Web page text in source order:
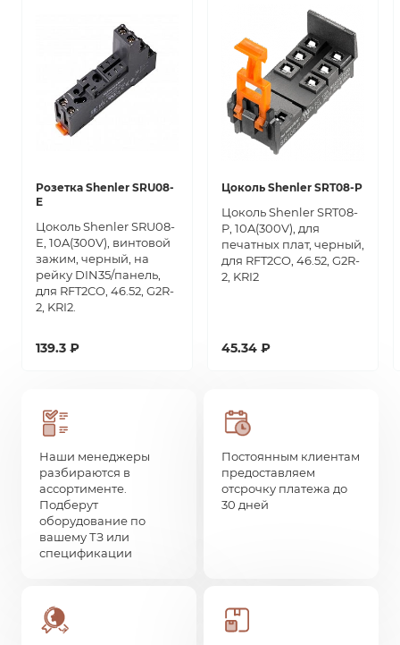
Розетка Shenler SRU08-
E
Цоколь Shenler SRU08-
E, 10A(300V), винтовой
зажим, черный, на
рейку DIN35/панель,
для RFT2CO, 46.52, G2R-
2, KRI2.
139.3 ₽
Цоколь Shenler SRT08-P
Цоколь Shenler SRT08-
P, 10A(300V), для
печатных плат, черный,
для RFT2CO, 46.52, G2R-
2, KRI2
45.34 ₽
Наши менеджеры
разбираются в
ассортименте.
Подберут
оборудование по
вашему ТЗ или
спецификации
Постоянным клиентам
предоставляем
отсрочку платежа до
30 дней